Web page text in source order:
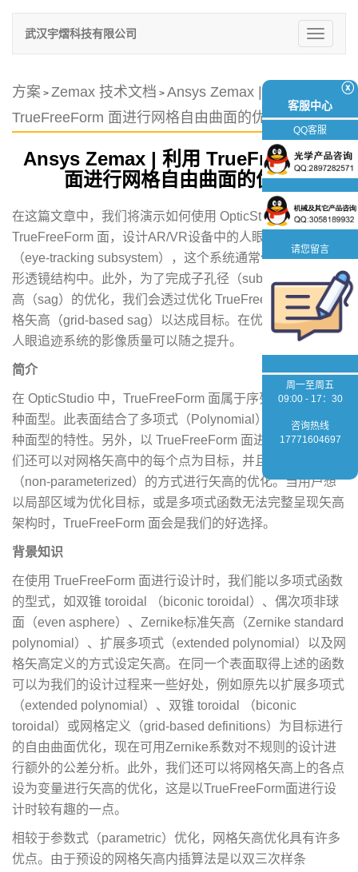
切
换
武汉宇熠科技有限公司
方案 > Zemax 技术文档 > Ansys Zemax | 利用
TrueFreeForm 面进行网格自由曲面的优化
Ansys Zemax | 利用 TrueFreeForm
面进行网格自由曲面的优化
在这篇文章中，我们将演示如何使用 OpticStudio 的
TrueFreeForm 面，设计AR/VR设备中的人眼追迹系统
（eye-tracking subsystem），这个系统通常位于装置的楔
形透镜结构中。此外，为了完成子孔径（sub-aperture）矢
高（sag）的优化，我们会透过优化 TrueFreeForm 面的网
格矢高（grid-based sag）以达成目标。在优化的过程中，
人眼追迹系统的影像质量可以随之提升。
简介
在 OpticStudio 中，TrueFreeForm 面属于序列模式下的一
种面型。此表面结合了多项式（Polynomial）和网格矢高两
种面型的特性。另外，以 TrueFreeForm 面进行设计时，我
们还可以对网格矢高中的每个点为目标，并且以非参数化
（non-parameterized）的方式进行矢高的优化。当用户想
以局部区域为优化目标，或是多项式函数无法完整呈现矢高
架构时，TrueFreeForm 面会是我们的好选择。
背景知识
在使用 TrueFreeForm 面进行设计时，我们能以多项式函数
的型式，如双锥 toroidal （biconic toroidal）、偶次项非球
面（even asphere）、Zernike标准矢高（Zernike standard
polynomial）、扩展多项式（extended polynomial）以及网
格矢高定义的方式设定矢高。在同一个表面取得上述的函数
可以为我们的设计过程来一些好处，例如原先以扩展多项式
（extended polynomial）、双锥 toroidal （biconic
toroidal）或网格定义（grid-based definitions）为目标进行
的自由曲面优化，现在可用Zernike系数对不规则的设计进
行额外的公差分析。此外，我们还可以将网格矢高上的各点
设为变量进行矢高的优化，这是以TrueFreeForm面进行设
计时较有趣的一点。
相较于参数式（parametric）优化，网格矢高优化具有许多
优点。由于预设的网格矢高内插算法是以双三次样条
ⓧ
客服中心
QQ客服
请您留言
周一至周五
09:00 - 17：30
咨询热线
17771604697